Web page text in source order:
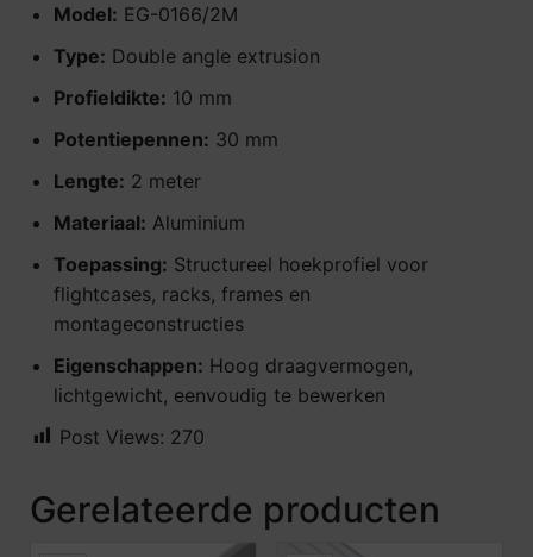
Model: EG-0166/2M
Type: Double angle extrusion
Profieldikte: 10 mm
Potentiepennen: 30 mm
Lengte: 2 meter
Materiaal: Aluminium
Toepassing: Structureel hoekprofiel voor
flightcases, racks, frames en
montageconstructies
Eigenschappen: Hoog draagvermogen,
lichtgewicht, eenvoudig te bewerken
Post Views: 270
Gerelateerde producten